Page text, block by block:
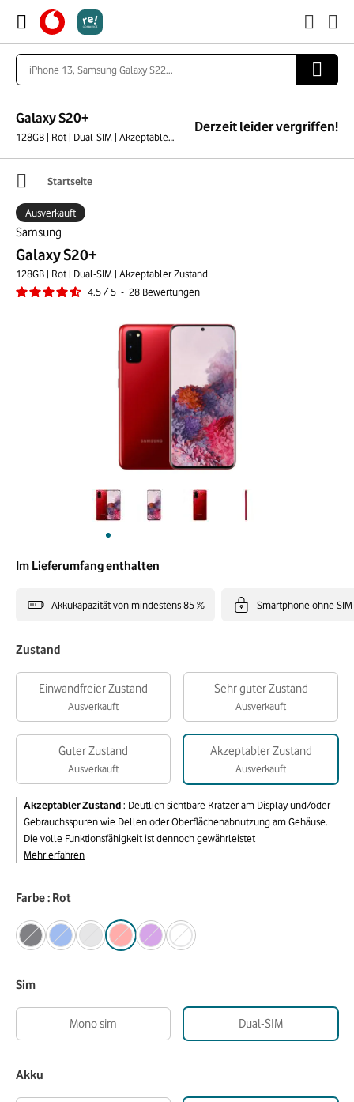
Galaxy S20+
128GB | Rot | Dual-SIM | Akzeptabler Zustand
Derzeit leider vergriffen!
Startseite
Samsung
Galaxy S20+
128GB | Rot | Dual-SIM | Akzeptabler Zustand
4.5/5 - 28 Bewertungen
Ausverkauft
Im Lieferumfang enthalten
Akkukapazität von mindestens 85 % Smartphone ohne
Zustand
Einwandfreier Zustand
Ausverkauft
Sehr guter Zustand
Ausverkauft
Guter Zustand
Ausverkauft
Akzeptabler Zustand
Ausverkauft
Akzeptabler Zustand: Deutlich sichtbare Kratzer am Display und/oder
Gebrauchsspuren wie Dellen oder Oberflächenabnutzung am Gehäuse.
Die volle Funktionsfähigkeit ist dennoch gewährleistet
Mehr erfahren
Farbe : Rot
Sim
Mono sim Dual-SIM
Akku